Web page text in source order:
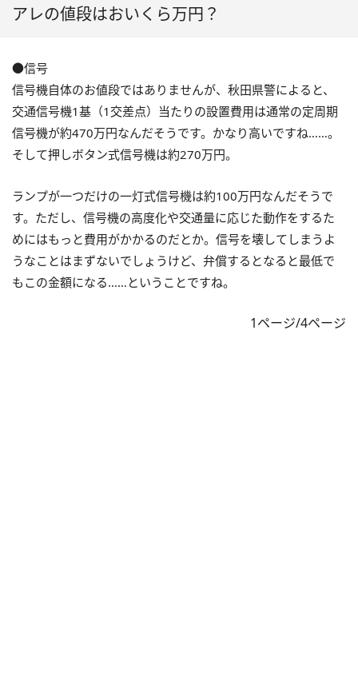
アレの値段はおいくら万円？
●信号
信号機自体のお値段ではありませんが、秋田県警によると、
交通信号機1基（1交差点）当たりの設置費用は通常の定周期
信号機が約470万円なんだそうです。かなり高いですね……。
そして押しボタン式信号機は約270万円。
ランプが一つだけの一灯式信号機は約100万円なんだそうで
す。ただし、信号機の高度化や交通量に応じた動作をするた
めにはもっと費用がかかるのだとか。信号を壊してしまうよ
うなことはまずないでしょうけど、弁償するとなると最低で
もこの金額になる……ということですね。
1ページ/4ページ